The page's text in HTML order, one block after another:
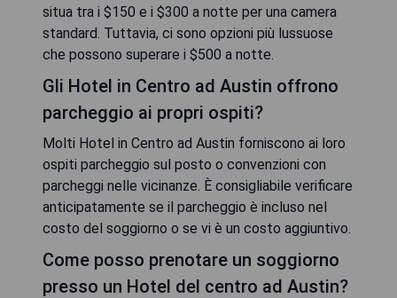
situa tra i $150 e i $300 a notte per una camera
standard. Tuttavia, ci sono opzioni più lussuose
che possono superare i $500 a notte.
Gli Hotel in Centro ad Austin offrono
parcheggio ai propri ospiti?
Molti Hotel in Centro ad Austin forniscono ai loro
ospiti parcheggio sul posto o convenzioni con
parcheggi nelle vicinanze. È consigliabile verificare
anticipatamente se il parcheggio è incluso nel
costo del soggiorno o se vi è un costo aggiuntivo.
Come posso prenotare un soggiorno
presso un Hotel del centro ad Austin?